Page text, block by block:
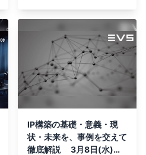
IP構築の基礎・意義・現
状・未来を、事例を交えて
徹底解説 3月8日(水)開